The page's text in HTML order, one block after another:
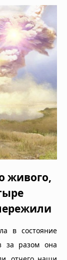
живого,
в состояние
за разом она